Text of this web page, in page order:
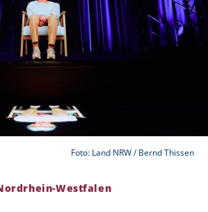
Foto: Land NRW / Bernd Thissen
Westfalen